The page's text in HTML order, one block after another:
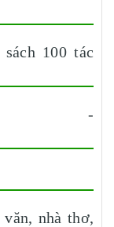
100 tác
nhà thơ,